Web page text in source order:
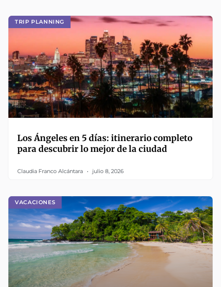
TRIP PLANNING
Los Ángeles en 5 días: itinerario completo
para descubrir lo mejor de la ciudad
Claudia Franco Alcántara julio 8, 2026
VACACIONES